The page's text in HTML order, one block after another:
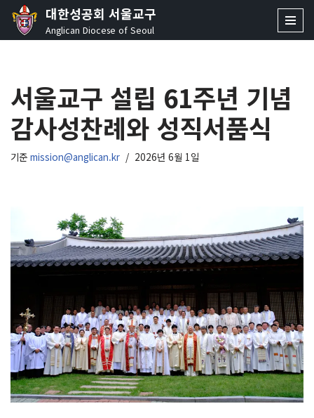
콘
로
건
너
뛰
기
대한성공회 서울교구
Anglican Diocese of Seoul
서울교구 설립 61주년 기념
감사성찬례와 성직서품식
기준 mission@anglican.kr 2026년 6월 1일